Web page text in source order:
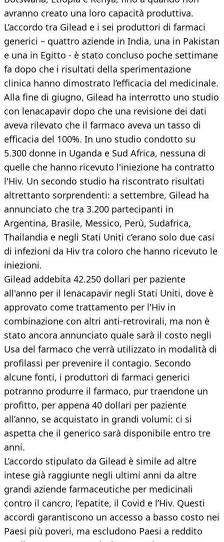
avranno creato una loro capacità produttiva.
L’accordo tra Gilead e i sei produttori di farmaci
generici – quattro aziende in India, una in Pakistan
e una in Egitto - è stato concluso poche settimane
fa dopo che i risultati della sperimentazione
clinica hanno dimostrato l’efficacia del medicinale.
Alla fine di giugno, Gilead ha interrotto uno studio
con lenacapavir dopo che una revisione dei dati
aveva rilevato che il farmaco aveva un tasso di
efficacia del 100%. In uno studio condotto su
5.300 donne in Uganda e Sud Africa, nessuna di
quelle che hanno ricevuto l'iniezione ha contratto
l'Hiv. Un secondo studio ha riscontrato risultati
altrettanto sorprendenti: a settembre, Gilead ha
annunciato che tra 3.200 partecipanti in
Argentina, Brasile, Messico, Perù, Sudafrica,
Thailandia e negli Stati Uniti c’erano solo due casi
di infezioni da Hiv tra coloro che hanno ricevuto le
iniezioni.
Gilead addebita 42.250 dollari per paziente
all'anno per il lenacapavir negli Stati Uniti, dove è
approvato come trattamento per l'Hiv in
combinazione con altri anti-retrovirali, ma non è
stato ancora annunciato quale sarà il costo negli
Usa del farmaco che verrà utilizzato in modalità di
profilassi per prevenire il contagio. Secondo
alcune fonti, i produttori di farmaci generici
potranno produrre il farmaco, pur traendone un
profitto, per appena 40 dollari per paziente
all’anno, se acquistato in grandi volumi: ci si
aspetta che il generico sarà disponibile entro tre
anni.
L’accordo stipulato da Gilead è simile ad altre
intese già raggiunte negli ultimi anni da altre
grandi aziende farmaceutiche per medicinali
contro il cancro, l’epatite, il Covid e l’Hiv. Questi
accordi garantiscono un accesso a basso costo nei
Paesi più poveri, ma escludono Paesi a reddito